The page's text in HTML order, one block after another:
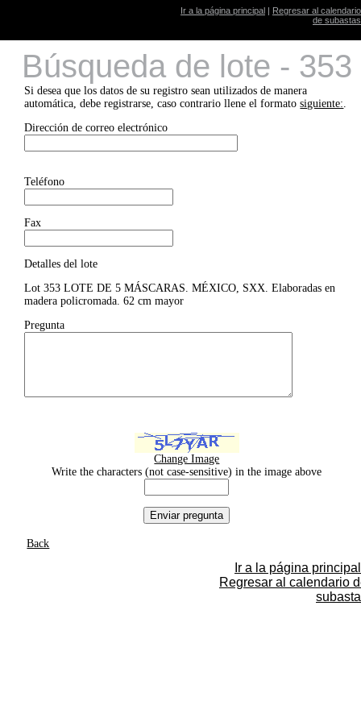
Ir a la página principal | Regresar al calendario
de subastas
Búsqueda de lote - 353
Si desea que los datos de su registro sean utilizados de manera
automática, debe registrarse, caso contrario llene el formatosiguiente:.
Dirección de correo electrónico
Teléfono
Fax
Detalles del lote
Lot 353 LOTE DE 5 MÁSCARAS. MÉXICO, SXX. Elaboradas en
madera policromada. 62 cm mayor
Pregunta
Change Image
Write the characters (not case-sensitive) in the image above
Back
Ir a la página principal
Regresar al calendario